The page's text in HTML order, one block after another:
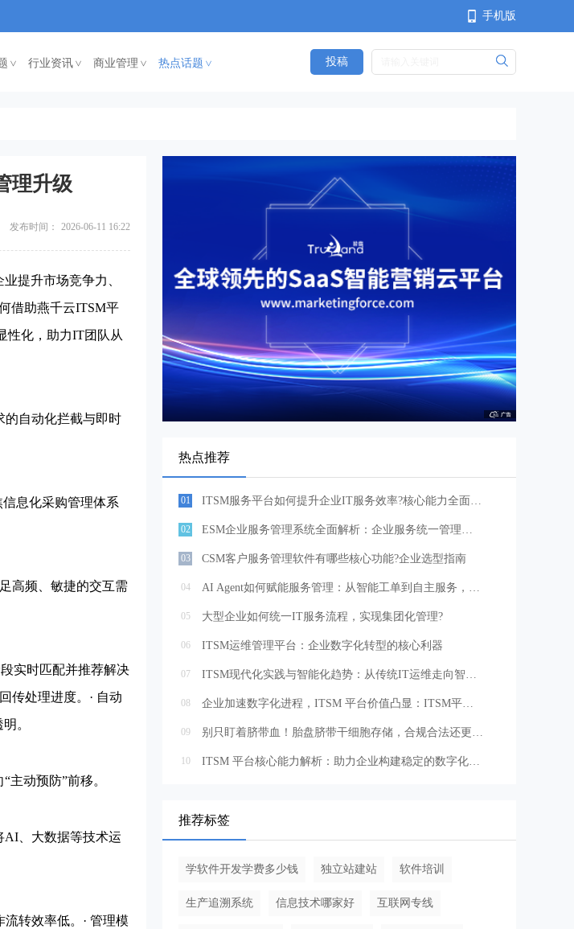
手机版
< 行业资讯 < 商业管理< 热点话题 < 投稿
理升级
发布时间： 2026-06-11 16:22
提升市场竞争力、
借助燕千云ITSM平
性化，助力IT团队从
自动化拦截与即时
息化采购管理体系
高频、敏捷的交互需
实时匹配并推荐解决
传处理进度。· 自动
。
动预防”前移。
、大数据等技术运
转效率低。· 管理模
热点推荐
01 ITSM服务平台如何提升企业IT服务效率?核心能力全面解析
02 ESM企业服务管理系统全面解析：企业服务统一管理新方向
03 CSM客户服务管理软件有哪些核心功能?企业选型指南
04 AI Agent如何赋能服务管理：从智能工单到自主服务，重塑企业服务运营体系
05 大型企业如何统一IT服务流程，实现集团化管理?
06 ITSM运维管理平台：企业数字化转型的核心利器
07 ITSM现代化实践与智能化趋势：从传统IT运维走向智能化服务管理的新路径
08 企业加速数字化进程，ITSM 平台价值凸显：ITSM平台应用建议与注意事项
09 别只盯着脐带血！胎盘脐带干细胞存储，合规合法还更实用
10 ITSM 平台核心能力解析：助力企业构建稳定的数字化服务体系
推荐标签
学软件开发学费多少钱 独立站建站 软件培训
生产追溯系统 信息技术哪家好 互联网专线